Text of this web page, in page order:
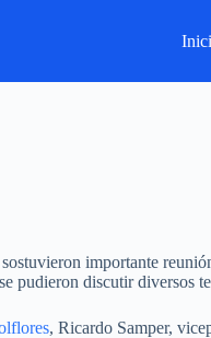
importante
pudieron discutir diversos
, Ricardo Samper,